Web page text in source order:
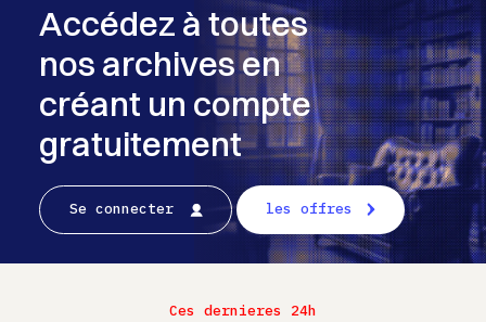
Accédez à toutes
nos archives en
créant un compte
gratuitement
Se connecter les offres
Ces dernieres 24h